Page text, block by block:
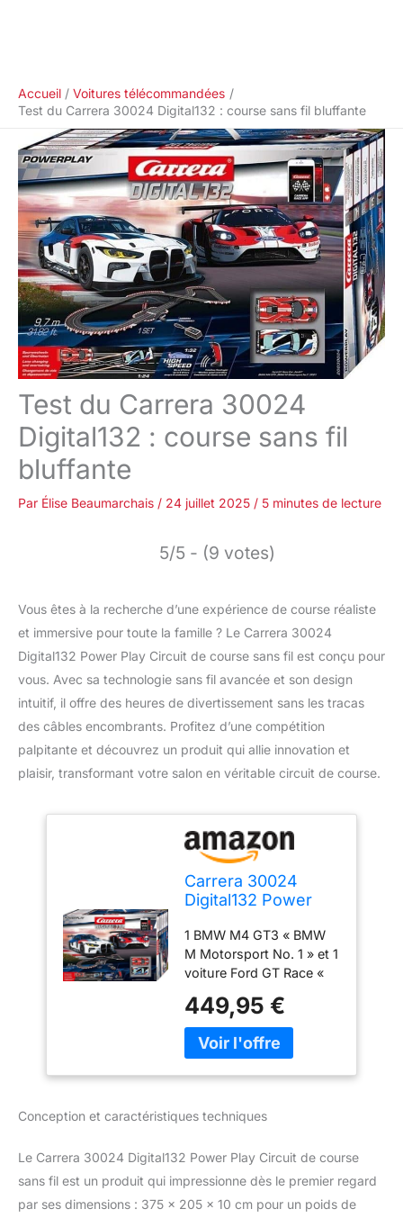
Accueil
Voitures télécommandées
Test du Carrera 30024 Digital132 : course sans fil bluffante
Test du Carrera 30024
Digital132 : course sans fil
bluffante
Par Élise Beaumarchais / 24 juillet 2025 / 5 minutes de lecture
5/5 - (9 votes)
Vous êtes à la recherche d’une expérience de course réaliste
et immersive pour toute la famille ? Le Carrera 30024
Digital132 Power Play Circuit de course sans fil est conçu pour
vous. Avec sa technologie sans fil avancée et son design
intuitif, il offre des heures de divertissement sans les tracas
des câbles encombrants. Profitez d’une compétition
palpitante et découvrez un produit qui allie innovation et
plaisir, transformant votre salon en véritable circuit de course.
Carrera 30024
Digital132 Power
course sans fil
1 BMW M4 GT3 « BMW
M Motorsport No. 1 » et 1
voiture Ford GT Race «
x droite standard, 2 x 1/3
droit, 1 x 1/4 droit 1
double croisement (en
contrôle 2 contrôleurs de
(commandes manuelles)
avec double station de
charge 5 courbes 1/60°
449,95 €
Conception et caractéristiques techniques
Le Carrera 30024 Digital132 Power Play Circuit de course
sans fil est un produit qui impressionne dès le premier regard
par ses dimensions : 375 x 205 x 10 cm pour un poids de